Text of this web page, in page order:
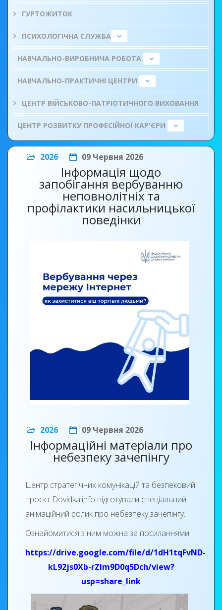
ГУРТОЖИТОК
ПСИХОЛОГІЧНА СЛУЖБА
НАВЧАЛЬНО-ВИРОБНИЧА РОБОТА
НАВЧАЛЬНО-ПРАКТИЧНІ ЦЕНТРИ
ЦЕНТР ВІЙСЬКОВО-ПАТРІОТИЧНОГО ВИХОВАННЯ
ЦЕНТР РОЗВИТКУ ПРОФЕСІЙНОЇ КАР'ЄРИ
2026 09 Червня 2026
Інформація щодо
запобігання вербуванню
неповнолітніх та
профілактики насильницької
поведінки
2026 09 Червня 2026
Інформаційні матеріали про
небезпеку зачепінгу
Центр стратегічних комунікацій та безпековий
проєкт Dovidka.info підготували спеціальний
анімаційний ролик про небезпеку зачепінгу.
Ознайомитися з ним можна за посиланнями:
https://drive.google.com/file/d/1dH1tqFvND-
kL92js0Xb-rZIm9D0q5Dch/view?
usp=share_link